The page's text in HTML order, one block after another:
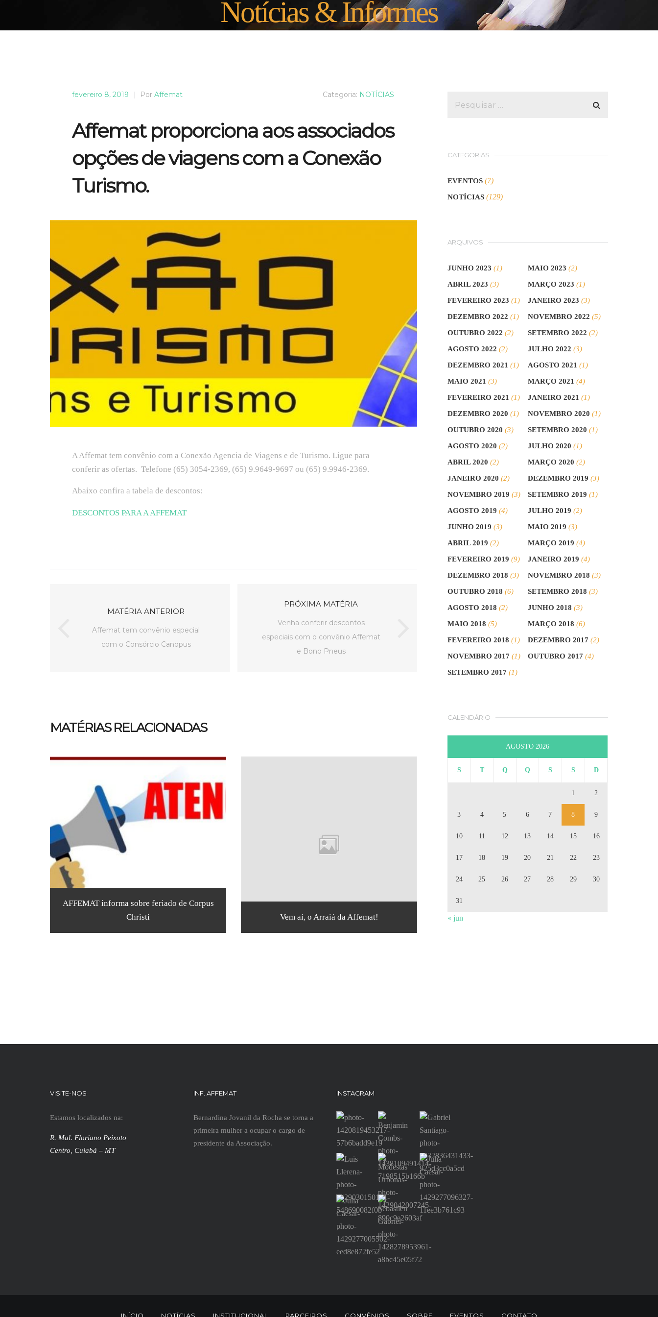
Notícias & Informes
fevereiro 8, 2019 | Por Affemat Categoria: NOTÍCIAS
Affemat proporciona aos associados
opções de viagens com a Conexão
Turismo.
A Affemat tem convênio com a Conexão Agencia de Viagens e de Turismo. Ligue para
conferir as ofertas. Telefone (65) 3054-2369, (65) 9.9649-9697 ou (65) 9.9946-2369.
Abaixo confira a tabela de descontos:
DESCONTOS PARA A AFFEMAT
MATÉRIA ANTERIOR
Affemat tem convênio especial
com o Consórcio Canopus
PRÓXIMA MATÉRIA
Venha conferir descontos
especiais com o convênio Affemat
e Bono Pneus
MATÉRIAS RELACIONADAS
AFFEMAT informa sobre feriado de Corpus
Christi
Vem aí, o Arraiá da Affemat!
CATEGORIAS
EVENTOS (7)
NOTÍCIAS (129)
ARQUIVOS
JUNHO 2023 (1) MAIO 2023 (2)
ABRIL 2023 (3) MARÇO 2023 (1)
FEVEREIRO 2023 (1) JANEIRO 2023 (3)
DEZEMBRO 2022 (1) NOVEMBRO 2022 (5)
OUTUBRO 2022 (2) SETEMBRO 2022 (2)
AGOSTO 2022 (2) JULHO 2022 (3)
DEZEMBRO 2021 (1) AGOSTO 2021 (1)
MAIO 2021 (3) MARÇO 2021 (4)
FEVEREIRO 2021 (1) JANEIRO 2021 (1)
DEZEMBRO 2020 (1) NOVEMBRO 2020 (1)
OUTUBRO 2020 (3) SETEMBRO 2020 (1)
AGOSTO 2020 (2) JULHO 2020 (1)
ABRIL 2020 (2) MARÇO 2020 (2)
JANEIRO 2020 (2) DEZEMBRO 2019 (3)
NOVEMBRO 2019 (3) SETEMBRO 2019 (1)
AGOSTO 2019 (4) JULHO 2019 (2)
JUNHO 2019 (3) MAIO 2019 (3)
ABRIL 2019 (2) MARÇO 2019 (4)
FEVEREIRO 2019 (9) JANEIRO 2019 (4)
DEZEMBRO 2018 (3) NOVEMBRO 2018 (3)
OUTUBRO 2018 (6) SETEMBRO 2018 (3)
AGOSTO 2018 (2) JUNHO 2018 (3)
MAIO 2018 (5) MARÇO 2018 (6)
FEVEREIRO 2018 (1) DEZEMBRO 2017 (2)
NOVEMBRO 2017 (1) OUTUBRO 2017 (4)
SETEMBRO 2017 (1)
CALENDÁRIO
AGOSTO 2026
S T Q Q S S D
1 2
3 4 5 6 7 8 9
10 11 12 13 14 15 16
17 18 19 20 21 22 23
24 25 26 27 28 29 30
31
« jun
VISITE-NOS
Estamos localizados na:
R. Mal. Floriano Peixoto
Centro, Cuiabá – MT
INF. AFFEMAT
Bernardina Jovanil da Rocha se torna a
primeira mulher a ocupar o cargo de
presidente da Associação.
INSTAGRAM